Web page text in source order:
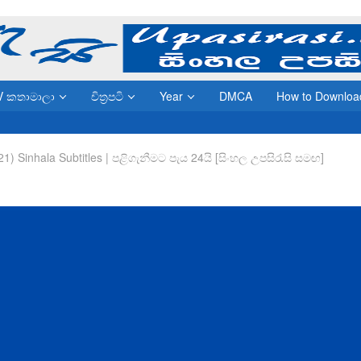
කතාමාලා චිත්‍රපටි Year DMCA How to
Sinhala Subtitles | පළිගැනීමට පැය 24යි [සිංහල උපසිරැසි සමඟ]